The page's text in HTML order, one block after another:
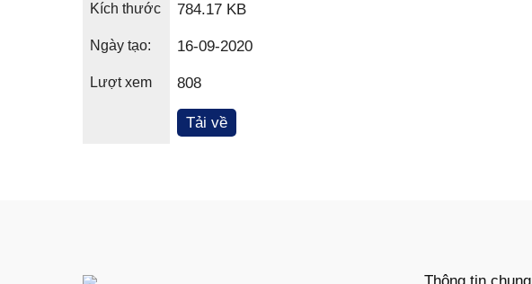
Kích thước 784.17 KB
Ngày tạo: 16-09-2020
Lượt xem 808
Tải về